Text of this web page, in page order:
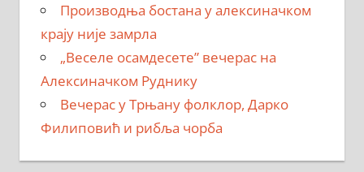
Производња бостана у алексиначком
крају није замрла
„Веселе осамдесете” вечерас на
Алексиначком Руднику
Вечерас у Трњану фолклор, Дарко
Филиповић и рибља чорба